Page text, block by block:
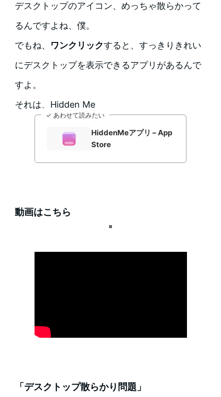
デスクトップのアイコン、めっちゃ散らかって
るんですよね、僕。
でもね、
ワンクリックすると、すっきりきれい
にデスクトップを表示できるアプリがあるんで
すよ。
それは、Hidden Me
✓ あわせて読みたい
HiddenMeアプリ – App
Store
動画はこちら
「デスクトップ散らかり問題」